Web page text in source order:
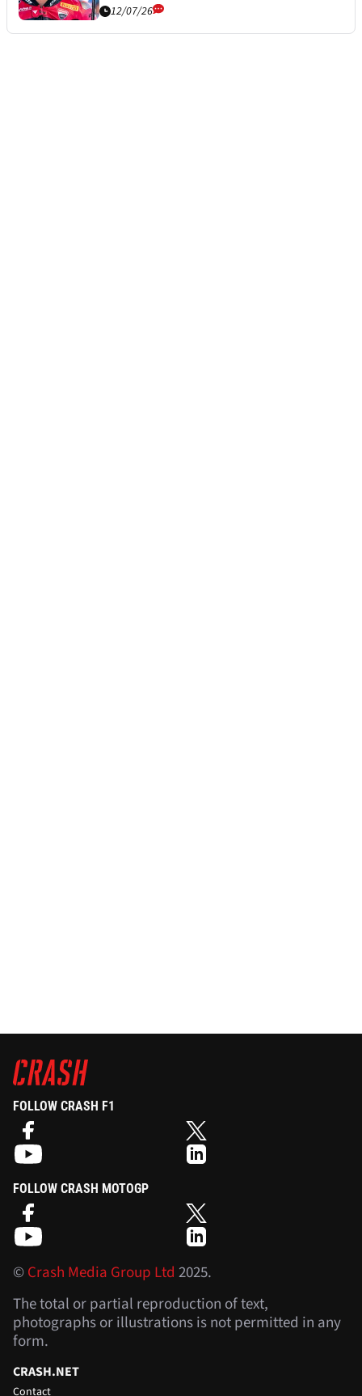
12/07/26
FOLLOW CRASH F1
FOLLOW CRASH MOTOGP
©Crash Media Group Ltd 2025.
The total or partial reproduction of text,
photographs or illustrations is not permitted in any
form.
CRASH.NET
Contact